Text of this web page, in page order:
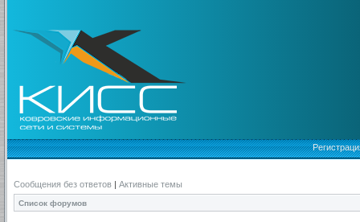
Сообщения без ответов | Активные темы
Список форумов